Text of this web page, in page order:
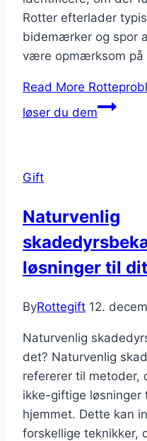
Rotter efterlader
bidemærker og spor
være opmærksom på
Read More
løser du dem
Gift
Naturvenlig
løsninger til
ByRottegift 12.
Naturvenlig
det? Naturvenlig
refererer til metoder,
ikke-giftige løsninger
hjemmet. Dette kan
forskellige teknikker,